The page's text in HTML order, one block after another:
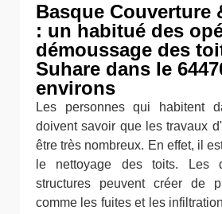
Basque Couverture
: un habitué des
démoussage des
Suhare dans le
environs
Les personnes qui habitent
doivent savoir que les travaux
être très nombreux. En effet, il
le nettoyage des toits. Les
structures peuvent créer de
comme les fuites et les